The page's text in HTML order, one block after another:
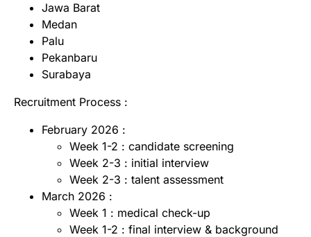
Jawa Barat
Medan
Palu
Pekanbaru
Surabaya
Recruitment Process :
February 2026 :
Week 1-2 : candidate screening
Week 2-3 : initial interview
Week 2-3 : talent assessment
March 2026 :
Week 1 : medical check-up
Week 1-2 : final interview & background